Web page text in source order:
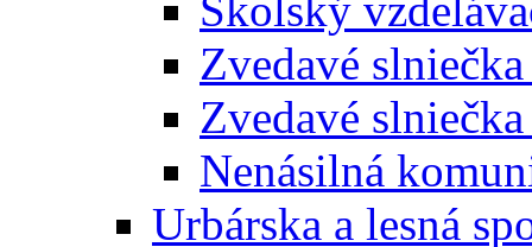
Školský
Zvedavé
Zvedavé
Nenásilná
Urbárska a lesná